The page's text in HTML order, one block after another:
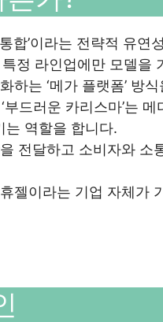
합’이라는 전략적 유연
정 라인업에만 모델을
는 ‘메가 플랫폼’ 방
부드러운 카리스마’는
는 역할을 합니다.
전달하고 소비자와 소
젤이라는 기업 자체가